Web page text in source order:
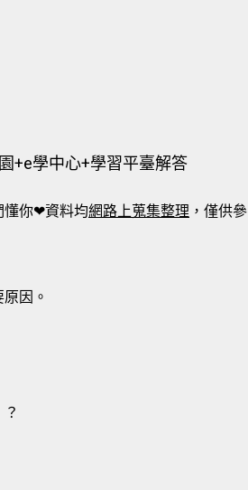
+e學中心+學習平臺解答
懂你❤資料均網路上蒐集整理 ，僅供參
因。